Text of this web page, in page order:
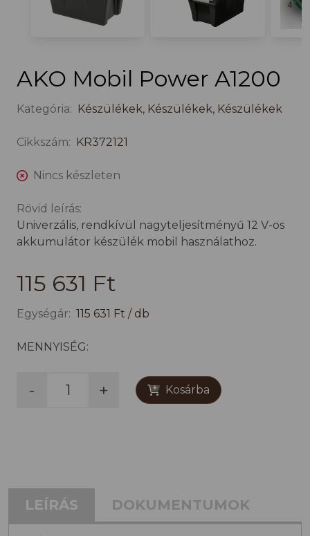
AKO Mobil Power A1200
Kategória: Készülékek, Készülékek, Készülékek
Cikkszám: KR372121
Nincs készleten
Rövid leírás:
Univerzális, rendkívül nagyteljesítményű 12 V-os
akkumulátor készülék mobil használathoz.
115 631 Ft
Egységár: 115 631 Ft / db
MENNYISÉG:
- + Kosárba
LEÍRÁS DOKUMENTUMOK